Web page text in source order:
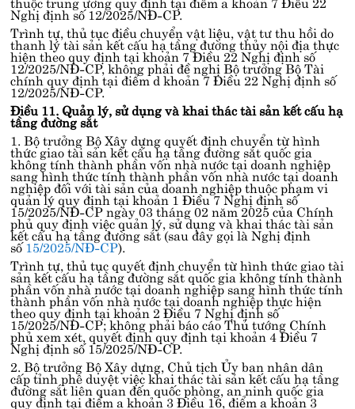
Nghị định số 12/2025/NĐ-CP.
Trình tự, thủ tục điều chuyển vật liệu, vật tư thu hồi do
thanh lý tài sản kết cấu hạ tầng đường thủy nội địa thực
hiện theo quy định tạikhoản 7 Điều 22 Nghị định số
12/2025/NĐ-CP, không phải đề nghị Bộ trưởng Bộ Tài
chính quy định tạiđiểm d khoản 7 Điều 22 Nghị định số
12/2025/NĐ-CP.
Điều 11. Quản lý, sử dụng và khai thác tài sản kết cấu hạ
tầng đường sắt
1. Bộ trưởng Bộ Xây dựng quyết định chuyển từ hình
thức giao tài sản kết cấu hạ tầng đường sắt quốc gia
không tính thành phần vốn nhà nước tại doanh nghiệp
sang hình thức tính thành phần vốn nhà nước tại doanh
nghiệp đối với tài sản của doanh nghiệp thuộc phạm vi
quản lý quy định tạikhoản 1 Điều 7 Nghị định số
15/2025/NĐ-CPngày 03 tháng 02 năm 2025 của Chính
phủ quy định việc quản lý, sử dụng và khai thác tài sản
kết cấu hạ tầng đường sắt (sau đây gọi là Nghị định
số15/2025/NĐ-CP).
Trình tự, thủ tục quyết định chuyển từ hình thức giao tài
sản kết cấu hạ tầng đường sắt quốc gia không tính thành
phần vốn nhà nước tại doanh nghiệp sang hình thức tính
thành phần vốn nhà nước tại doanh nghiệp thực hiện
theo quy định tạikhoản 2 Điều 7 Nghị định số
15/2025/NĐ-CP; không phải báo cáo Thủ tướng Chính
phủ xem xét, quyết định quy định tạikhoản 4 Điều 7
Nghị định số 15/2025/NĐ-CP.
2. Bộ trưởng Bộ Xây dựng, Chủ tịch Ủy ban nhân dân
cấp tỉnh phê duyệt việc khai thác tài sản kết cấu hạ tầng
đường sắt liên quan đến quốc phòng, an ninh quốc gia
quy định tạiđiểm a khoản 3 Điều 16, điểm a khoản 3